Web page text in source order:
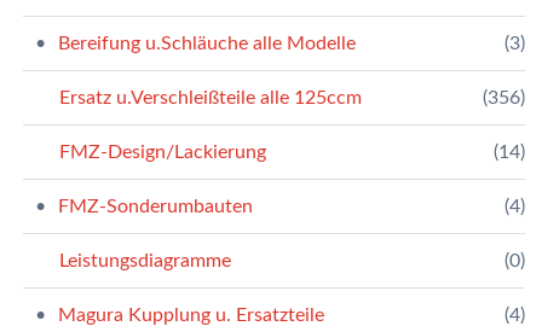
Bereifung u.Schläuche alle Modelle (3)
Ersatz u.Verschleißteile alle 125ccm (356)
FMZ-Design/Lackierung (14)
FMZ-Sonderumbauten (4)
Leistungsdiagramme (0)
Magura Kupplung u. Ersatzteile (4)